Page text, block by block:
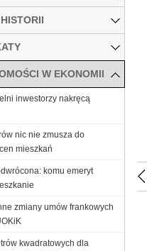
W EKONOMII
inwestorzy nakręcą
nic nie zmusza do
mieszkań
komu emeryt
zmiany umów frankowych
kwadratowych dla